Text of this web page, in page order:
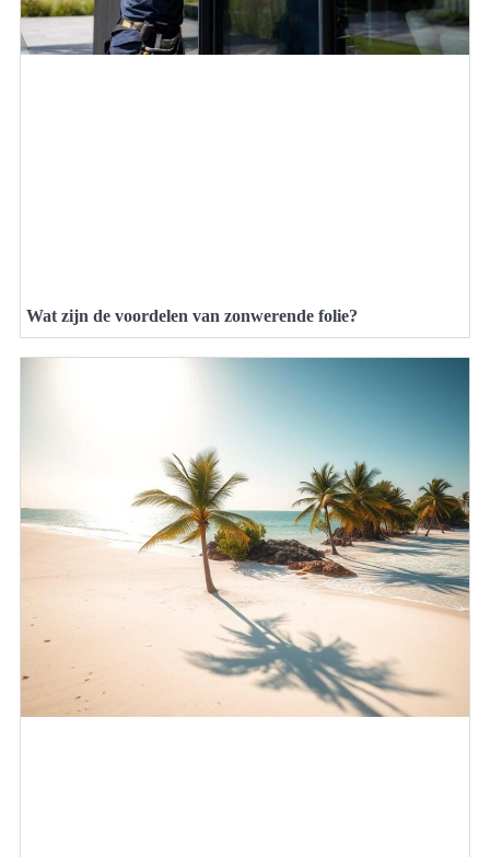
Wat zijn de voordelen van zonwerende folie?